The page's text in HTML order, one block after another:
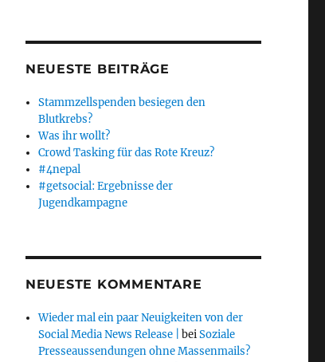
NEUESTE BEITRÄGE
Stammzellspenden besiegen den
Blutkrebs?
Was ihr wollt?
Crowd Tasking für das Rote Kreuz?
#4nepal
#getsocial: Ergebnisse der
Jugendkampagne
NEUESTE KOMMENTARE
Wieder mal ein paar Neuigkeiten von der
Social Media News Release |
beiSoziale
Presseaussendungen ohne Massenmails?